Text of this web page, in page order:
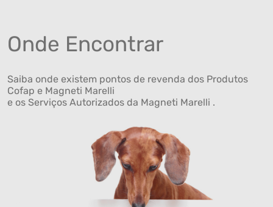
Onde Encontrar
Saiba onde existem pontos de revenda dos Produtos
Cofap e Magneti Marelli
e os Serviços Autorizados da Magneti Marelli .